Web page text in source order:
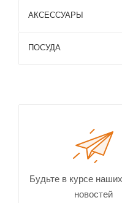
АКСЕССУАРЫ
ПОСУДА
Будьте в курсе
новостей